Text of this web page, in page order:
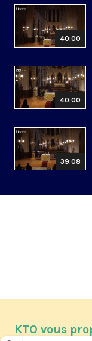
40:00
40:00
39:08
KTO vous